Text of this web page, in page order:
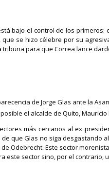
bajo el control de los primeros:
se hizo célebre por su
para que Correa lance
de Jorge Glas ante la
el alcalde de Quito, Mauricio
más cercanos al ex
que Glas no siga desgastando
Odebrecht. Este sector
sector sino, por el contrario,